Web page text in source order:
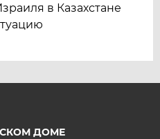
в Казахстане
ДОМЕ